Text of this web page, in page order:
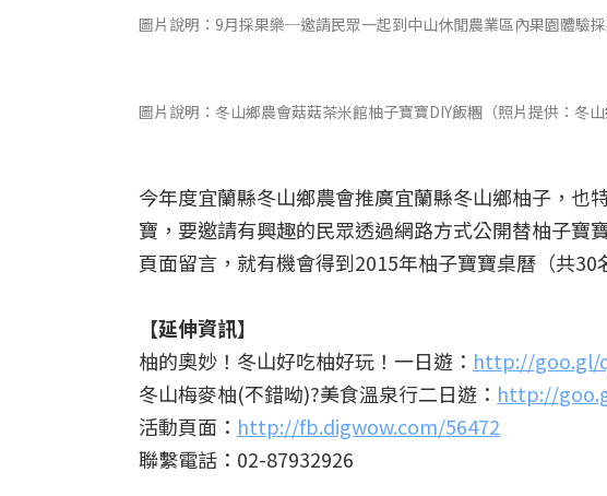
圖片說明：9月採果樂─邀請民眾一起到中山休閒農業區內果園體驗採
圖片說明：冬山鄉農會菇菇茶米館柚子寶寶DIY飯糰（照片提供：冬山
今年度宜蘭縣冬山鄉農會推廣宜蘭縣冬山鄉柚子，
寶，要邀請有興趣的民眾透過網路方式公開替柚子寶
頁面留言，就有機會得到2015年柚子寶寶桌曆（共
【延伸資訊】
柚的奧妙！冬山好吃柚好玩！一日遊： http://goo.gl/
冬山梅麥柚(不錯呦)?美食溫泉行二日遊： http://
活動頁面： http://fb.digwow.com/56472
聯繫電話：02-87932926